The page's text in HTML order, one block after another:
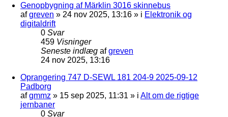
Genopbygning af Märklin 3016 skinnebus
afgreven » 24 nov 2025, 13:16 » i Elektronik og
digitaldrift
0 Svar
459 Visninger
Seneste indlæg afgreven
24 nov 2025, 13:16
Oprangering 747 D-SEWL 181 204-9 2025-09-12
Padborg
afgmmz » 15 sep 2025, 11:31 » i Alt om de rigtige
jernbaner
0 Svar